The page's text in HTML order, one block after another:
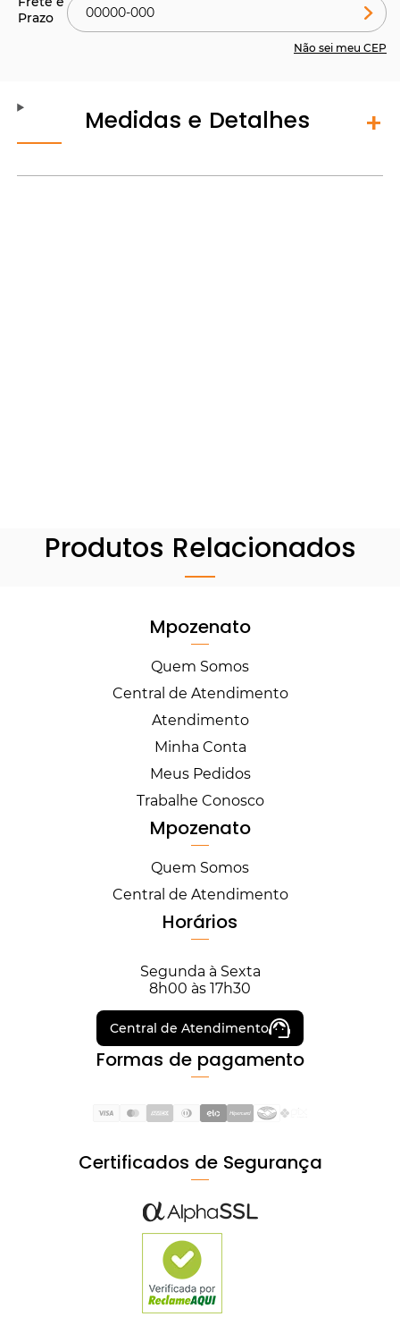
Não sei meu CEP
Medidas e Detalhes
Produtos Relacionados
Mpozenato
Quem Somos
Central de Atendimento
Atendimento
Minha Conta
Meus Pedidos
Trabalhe Conosco
Mpozenato
Quem Somos
Central de Atendimento
Horários
Segunda à Sexta
8h00 às 17h30
Central de Atendimento
Formas de pagamento
Certificados de Segurança